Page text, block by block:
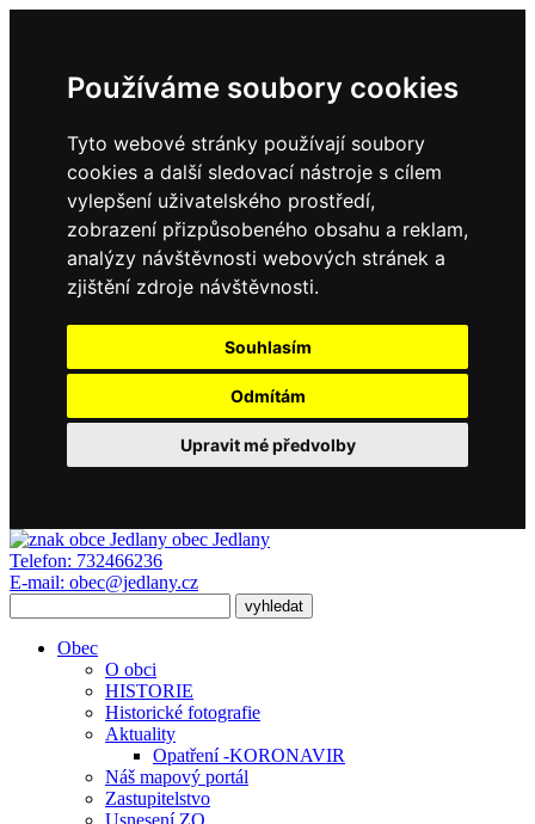
Používáme soubory cookies
Tyto webové stránky používají soubory
cookies a další sledovací nástroje s cílem
vylepšení uživatelského prostředí,
zobrazení přizpůsobeného obsahu a reklam,
analýzy návštěvnosti webových stránek a
zjištění zdroje návštěvnosti.
Souhlasím
Odmítám
Upravit mé předvolby
obec Jedlany
Telefon: 732466236
E-mail: obec@jedlany.cz
Obec
O obci
HISTORIE
Historické fotografie
Aktuality
Opatření -KORONAVIR
Náš mapový portál
Zastupitelstvo
Usnesení ZO